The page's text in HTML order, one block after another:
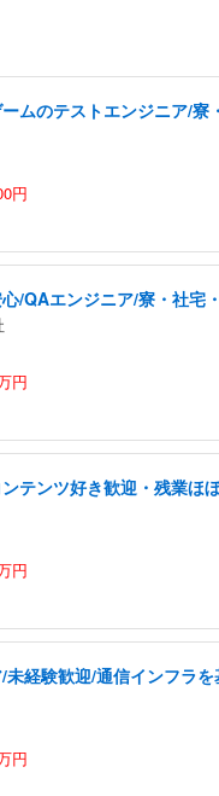
ムのテストエンジニア/寮
円
/QAエンジニア/寮・社宅
円
テンツ好き歓迎・残業ほ
円
経験歓迎/通信インフラ
円